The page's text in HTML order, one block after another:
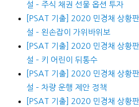
설 – 주식 채권 선물 옵션 투자
[PSAT 기출] 2020 민경채 상황
설 – 왼손잡이 가위바위보
[PSAT 기출] 2020 민경채 상황
설 – 키 어린이 뒤통수
[PSAT 기출] 2020 민경채 상황
설 – 차량 운행 제안 정책
[PSAT 기출] 2020 민경채 상황